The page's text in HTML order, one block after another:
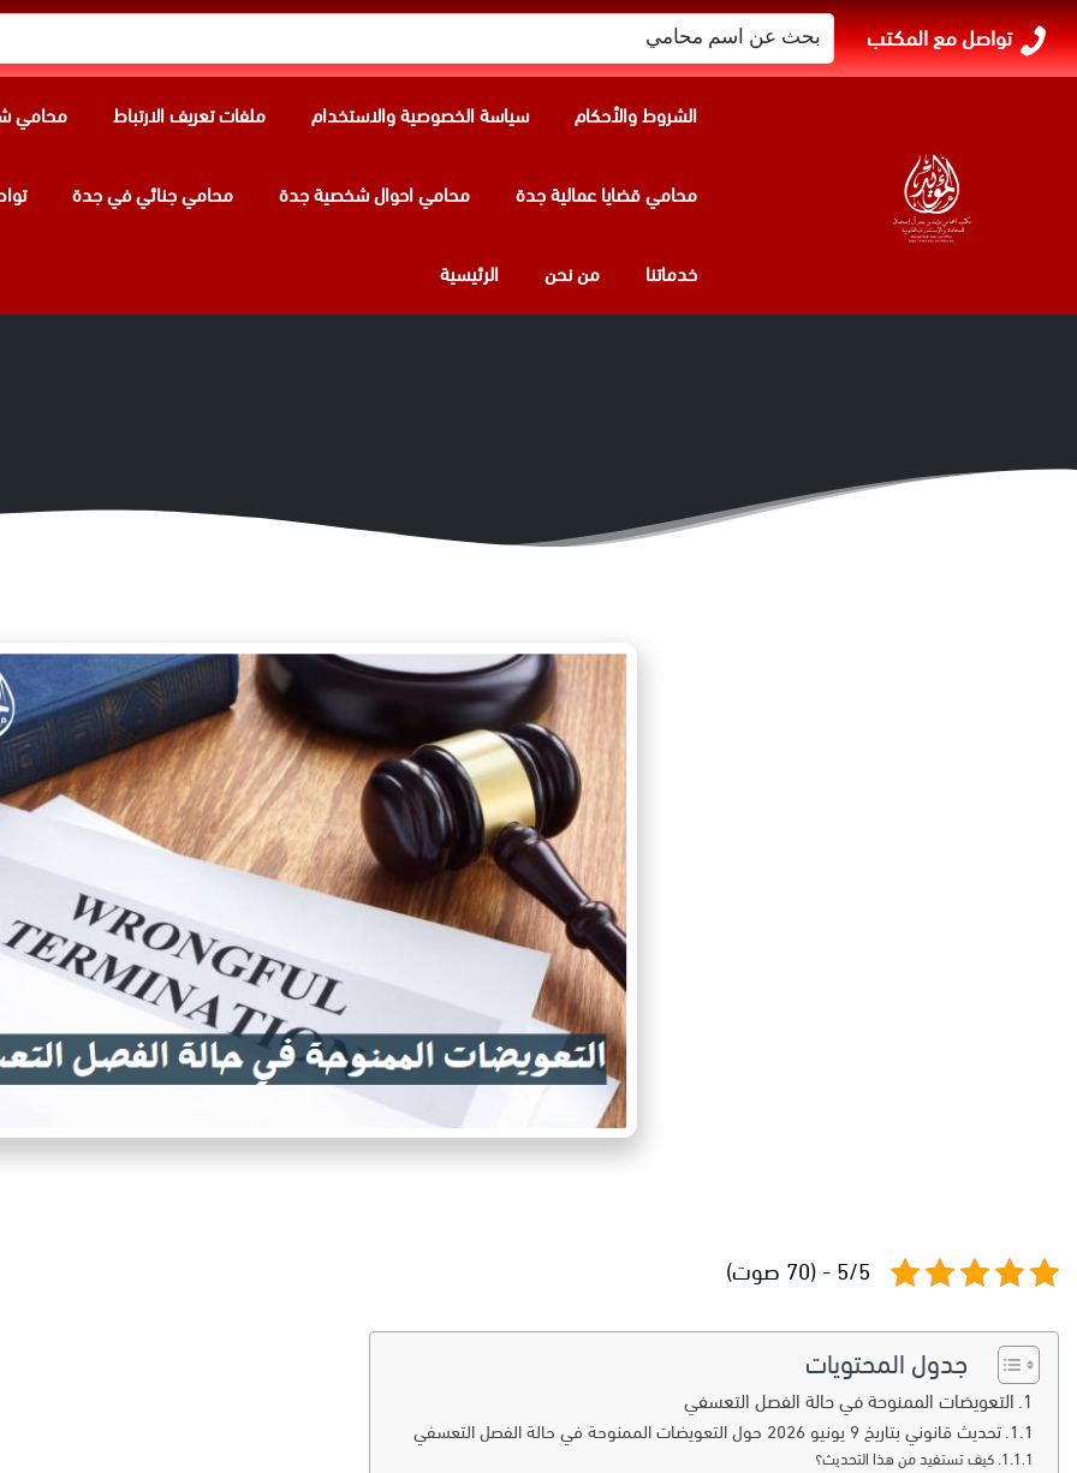
تواصل مع المكتب
البحث
عن:
الشروط والأحكام سياسة الخصوصية والاستخدام ملفات تعريف الارتباط محامي
محامي قضايا عمالية جدة محامي احوال شخصية جدة محامي جنائي في جدة
خدماتنا من نحن الرئيسية
التعويضات الممنوحة في حالة الفصل التعسفي | حقوقك
5/5 - (70 صوت)
جدول المحتويات
التعويضات الممنوحة في حالة الفصل التعسفي
تحديث قانوني بتاريخ 9 يونيو 2026 حول التعويضات الممنوحة في حالة الفصل التعسفي
كيف تستفيد من هذا التحديث؟